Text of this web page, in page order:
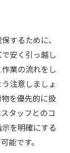
するために、
安く引っ越し
業の流れをし
注意しましょ
を優先的に扱
タッフとのコ
を明確にする
能です。